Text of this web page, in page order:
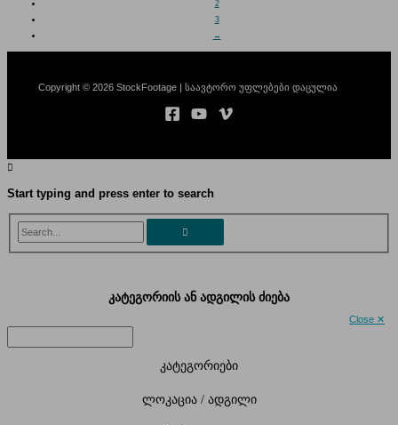
2
3
→
Copyright © 2026 StockFootage | საავტორო უფლებები დაცულია
Start typing and press enter to search
Search...
Close ✕
კატეგორიის ან ადგილის ძიება
კატეგორიები
ლოკაცია / ადგილი